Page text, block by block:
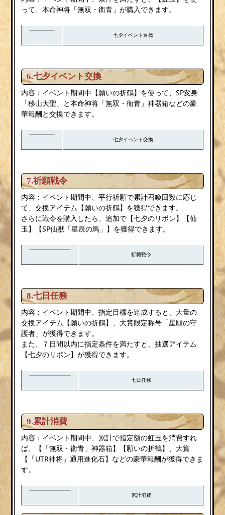
って、本命神将「無双・衛青」が購入できます。
七夕イベント目標
6.七夕イベント交換
内容：イベント期間中【願いの折鶴】を使って、SP変身
「移山大聖」と本命神将「無双・衛青」神器箱などの豪
華報酬と交換できます。
七夕イベント交換
7.祈願戦令
内容：イベント期間中、平行祈願で累計召喚回数に応じ
て、交換アイテム【願いの折鶴】を獲得できます。
さらに戦令を購入したら、追加で【七夕のリボン】【仙
玉】【SP仙獣「星辰の馬」】を獲得できます。
祈願戦令
8.七日任務
内容：イベント期間中、指定目標を達成すると、大量の
交換アイテム【願いの折鶴】、大賞限定称号「星願の守
護者」が獲得できます。
また、７日間以内に指定条件を満たすと、抽選アイテム
【七夕のリボン】が獲得できます。
七日任務
9.累計消費
内容：イベント期間中、累計で指定額の虹玉を消費すれ
ば、【「無双・衛青」神器箱】【願いの折鶴】、大賞
【「UTR神将」通用進化石】などの豪華報酬が獲得できま
す。
累計消費